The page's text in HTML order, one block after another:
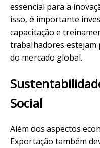
essencial para a
isso, é importante
capacitação e
trabalhadores estejam
do mercado global.
Social
Além dos aspectos
Exportação também